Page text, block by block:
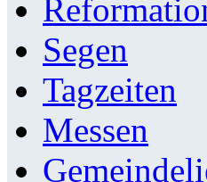
Segen
Tagzeiten
Messen